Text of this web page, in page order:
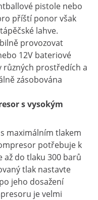
pistole nebo
příští ponor však
lahve.
provozovat
12V bateriové
různých prostředích a
zásobována
s vysokým
maximálním tlakem
potřebuje k
až do tlaku 300 barů
tlak nastavte
jeho dosažení
je velmi